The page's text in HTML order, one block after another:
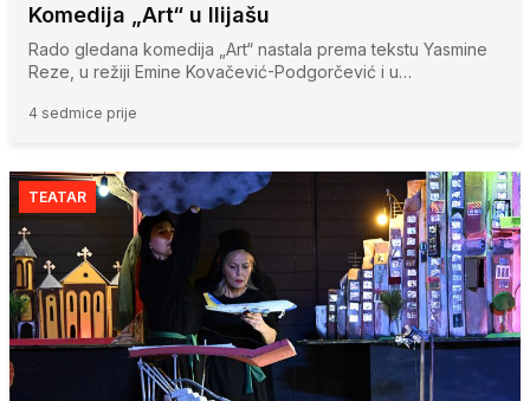
Komedija „Art“ u Ilijašu
Rado gledana komedija „Art“ nastala prema tekstu Yasmine
Reze, u režiji Emine Kovačević-Podgorčević i u…
4 sedmice prije
TEATAR